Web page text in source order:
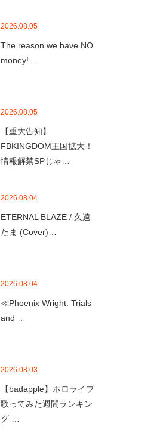
2026.08.05
The reason we have NO
money!…
2026.08.05
【重大告知】
FBKINGDOM王国拡大！
情報解禁SPじゃ…
2026.08.04
ETERNAL BLAZE / 久遠
たま (Cover)…
2026.08.04
≪Phoenix Wright: Trials
and …
2026.08.03
【badapple】ホロライブ
歌ってみた週間ランキン
グ …